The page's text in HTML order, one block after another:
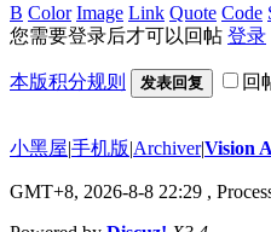
B Color Image Link Quote Code
您需要登录后才可以回帖 登录
本版积分规则 发表回复 回
小黑屋|手机版|Archiver|Vision
GMT+8, 2026-8-8 22:29 ,